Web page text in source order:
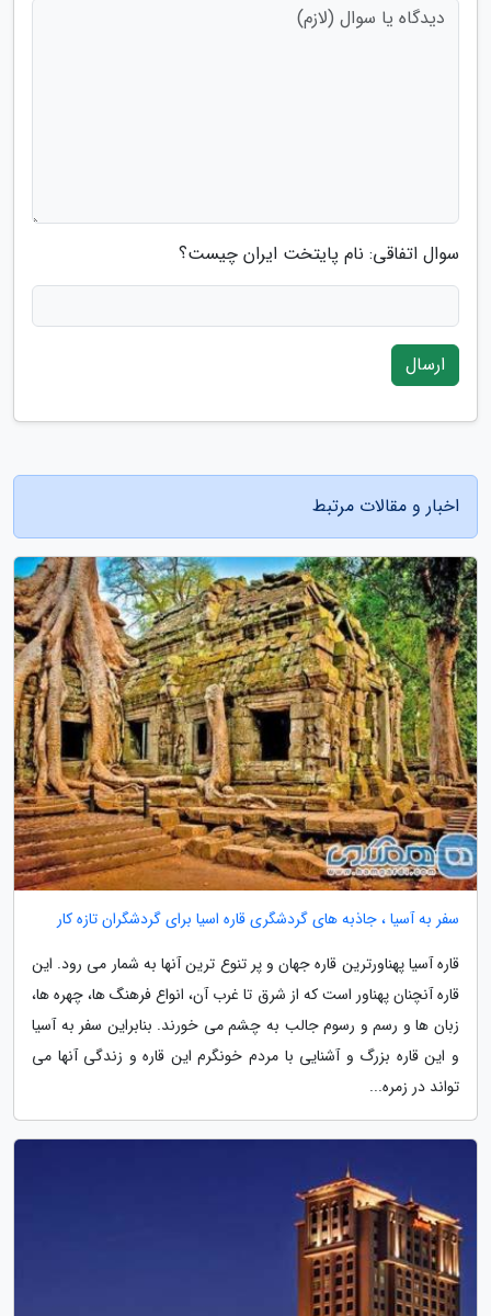
سوال اتفاقی: نام پایتخت ایران چیست؟
ارسال
اخبار و مقالات مرتبط
سفر به آسیا ، جاذبه های گردشگری قاره اسیا برای گردشگران تازه کار
قاره آسیا پهناورترین قاره جهان و پر تنوع ترین آنها به شمار می رود. این
قاره آنچنان پهناور است که از شرق تا غرب آن، انواع فرهنگ ها، چهره ها،
زبان ها و رسم و رسوم جالب به چشم می خورند. بنابراین سفر به آسیا
و این قاره بزرگ و آشنایی با مردم خونگرم این قاره و زندگی آنها می
تواند در زمره...